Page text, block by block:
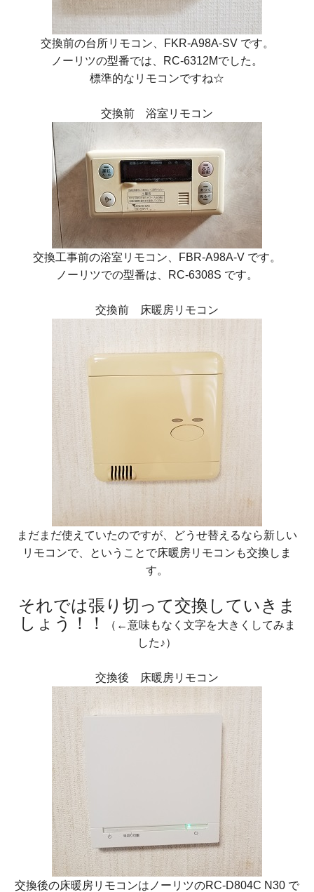
交換前の台所リモコン、FKR-A98A-SV です。
ノーリツの型番では、RC-6312Mでした。
標準的なリモコンですね☆
交換前 浴室リモコン
交換工事前の浴室リモコン、FBR-A98A-V です。
ノーリツでの型番は、RC-6308S です。
交換前 床暖房リモコン
まだまだ使えていたのですが、どうせ替えるなら新しい
リモコンで、ということで床暖房リモコンも交換しま
す。
それでは張り切って交換していきま
しょう！！
（←意味もなく文字を大きくしてみま
した♪）
交換後 床暖房リモコン
交換後の床暖房リモコンはノーリツのRC-D804C N30 で